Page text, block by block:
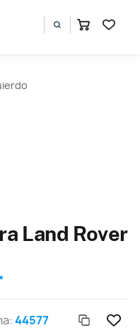
Land Rover
44577